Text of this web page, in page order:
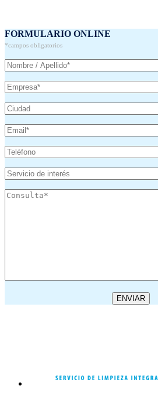
FORMULARIO ONLINE
*campos obligatorios